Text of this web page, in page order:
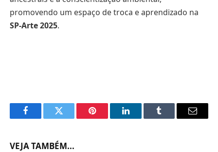
promovendo um espaço de troca e aprendizado na
SP-Arte 2025.
FacebookTwitter Pinterest LinkedInTumblr Email
VEJA TAMBÉM...